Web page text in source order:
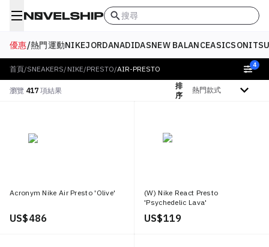
搜尋
優惠/熱門運動NIKEJORDANADIDASNEW BALANCEASICS
首頁/SNEAKERS/ NIKE/PRESTO/AIR-PRESTO 4
瀏覽 417 項結果
排
序
排序依據
Acronym Nike Air Presto 'Olive'
US$ 486
(W) Nike React Presto
'Psychedelic Lava'
US$ 119